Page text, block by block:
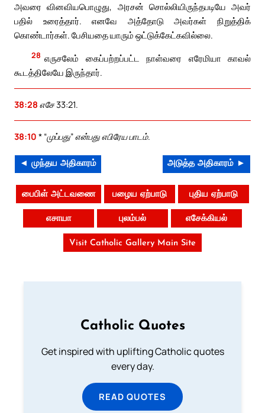
அவரை வினவியபொழுது, அரசன் சொல்லியிருந்தபடியே அவர்
பதில் உரைத்தார். எனவே அத்தோடு அவர்கள் நிறுத்திக்
கொண்டார்கள். பேசியதை யாரும் ஒட்டுக்கேட்கவில்லை.
28 எருசலேம் கைப்பற்றப்பட்ட நாள்வரை எரேமியா காவல்
கூடத்திலேயே இருந்தார்.
38:28 எசே 33:21.
38:10 * “முப்பது” என்பது எபிரேய பாடம்.
◄ முந்தய அதிகாரம் அடுத்த அதிகாரம் ►
பைபிள் அட்டவணை பழைய ஏற்பாடு புதிய ஏற்பாடு
எசாயா புலம்பல் எசேக்கியல்
Visit Catholic Gallery Main Site
Catholic Quotes
Get inspired with uplifting Catholic quotes
every day.
READ QUOTES